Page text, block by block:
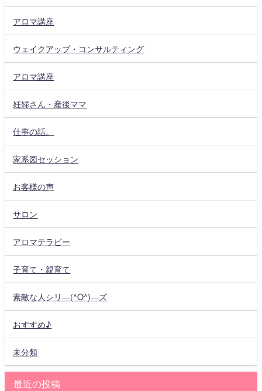
アロマ講座
ウェイクアップ・コンサルティング
アロマ講座
妊婦さん・産後ママ
仕事の話。
家系図セッション
お客様の声
サロン
アロマテラピー
子育て・親育て
素敵な人シリ―(^O^)―ズ
おすすめ♪
未分類
最近の投稿